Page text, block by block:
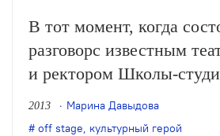
В тот момент, когда
разговорс известным
и ректором Школы-
было ничего не известно
добровольной отставке.
2013
Марина Давыдова
off stage, культурный герой